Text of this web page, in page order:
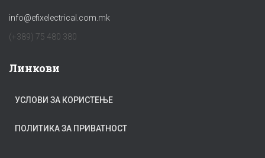
info@efixelectrical.com.mk
(+389) 75 480 380
Линкови
УСЛОВИ ЗА КОРИСТЕЊЕ
ПОЛИТИКА ЗА ПРИВАТНОСТ